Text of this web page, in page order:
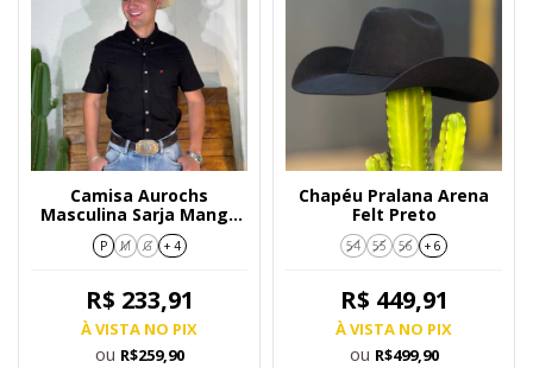
Camisa Aurochs
Masculina Sarja Manga
Curta Preta - 9217546
P M G + 4
R$ 233,91
À VISTA NO PIX
ou R$259,90
Chapéu Pralana Arena
Felt Preto
54 55 56 + 6
R$ 449,91
À VISTA NO PIX
ou R$499,90